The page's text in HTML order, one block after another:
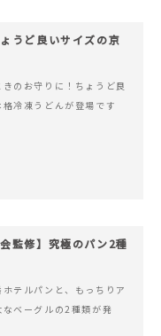
うど良いサイズの京
のお守りに！ちょうど良
冷凍うどんが登場です
監修】究極のパン2種
テルパンと、もっちりア
なベーグルの2種類が発